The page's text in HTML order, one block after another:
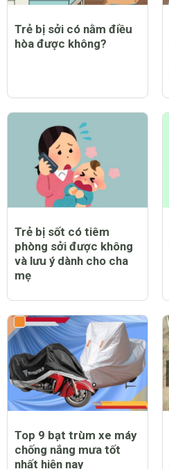
Trẻ bị sởi có nằm điều
hòa được không?
Trẻ bị sốt có tiêm
phòng sởi được không
và lưu ý dành cho cha
mẹ
Top 9 bạt trùm xe máy
chống nắng mưa tốt
nhất hiện nay